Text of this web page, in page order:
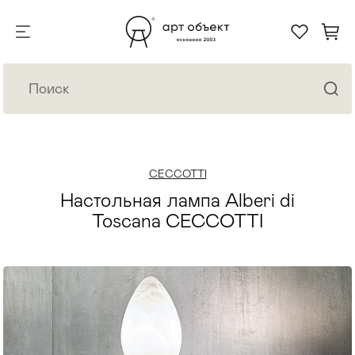
CECCOTTI
Настольная лампа Alberi di
Toscana CECCOTTI